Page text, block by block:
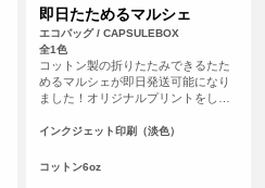
即日たためるマルシェ
エコバッグ / CAPSULEBOX
全1色
コットン製の折りたたみできるたた
めるマルシェが即日発送可能になり
ました！オリジナルプリントをした
文（決済完了）で、その日に発送す
ント、注文し忘れ、すぐに欲しい！
インクジェット印刷（淡色）
コットン6oz